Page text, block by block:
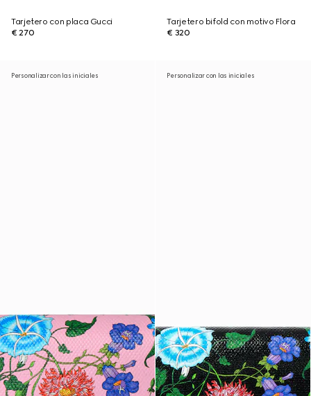
Tarjetero con placa Gucci
€ 270
Tarjetero bifold con motivo Flora
€ 320
Personalizar con las iniciales Personalizar con las iniciales